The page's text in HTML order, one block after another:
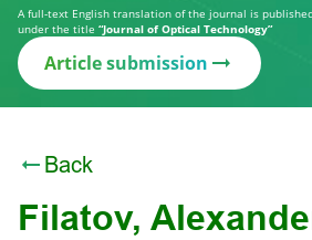
A full-text English translation of the journal is
under the title “Journal of Optical Technology”
Article submission
Back
Filatov,